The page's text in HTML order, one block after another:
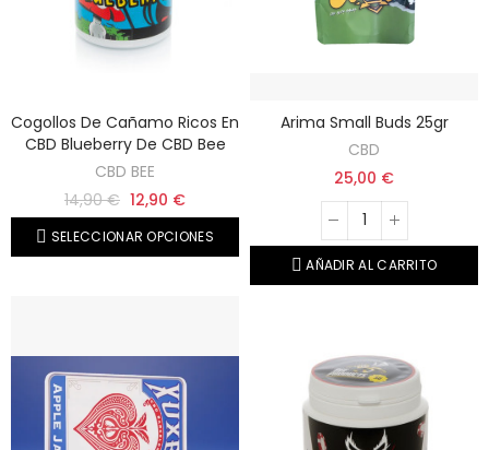
Cogollos De Cañamo Ricos En
CBD Blueberry De CBD Bee
CBD BEE
14,90 € 12,90 €
SELECCIONAR OPCIONES
Arima Small Buds 25gr
CBD
25,00 €
AÑADIR AL CARRITO